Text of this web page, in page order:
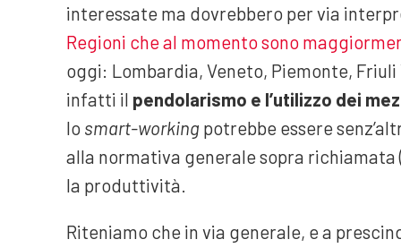
interessate ma dovrebbero per via
Regioni che al momento sono
oggi: Lombardia, Veneto, Piemonte,
infatti il pendolarismo e l’utilizzo dei
lo smart-working potrebbe essere
alla normativa generale sopra richiamata
la produttività.
Riteniamo che in via generale, e a